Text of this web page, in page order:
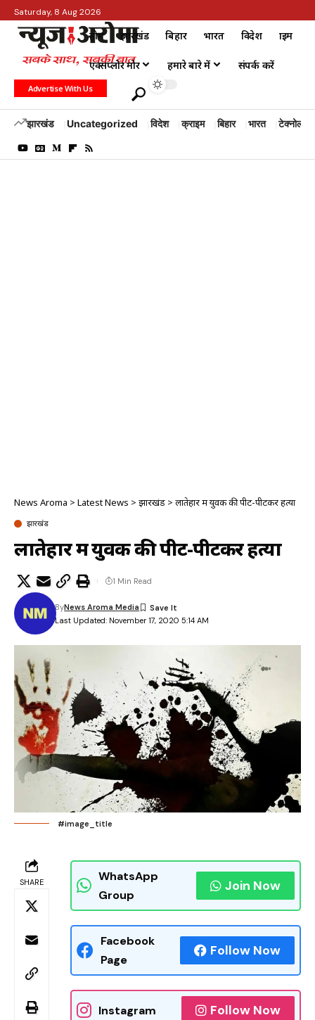
Saturday, 8 Aug 2026
होम झारखंड बिहार भारत विदेश क्राइम
एक्सप्लोर मोर हमारे बारे में संपर्क करें
Advertise With Us
झारखंड Uncategorized विदेश क्राइम बिहार भारत टेक्नोलॉजी
News Aroma > Latest News > झारखंड > लातेहार में युवक की पीट-पीटकर हत्या
झारखंड
लातेहार में युवक की पीट-पीटकर हत्या
Last Updated: November 17, 2020 5:14 AM
ByNews Aroma Media
1 Min Read
#image_title
SHARE
WhatsApp
Group
Join Now
Facebook
Page
Follow Now
Instagram Follow Now